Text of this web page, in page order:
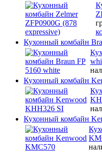
Кухонный комбайн
Кухонный комбайн
Кухонный комбайн